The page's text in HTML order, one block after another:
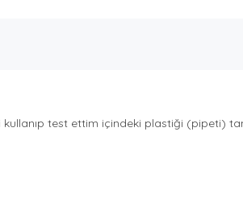
kullanıp test ettim içindeki plastiği (pipeti)